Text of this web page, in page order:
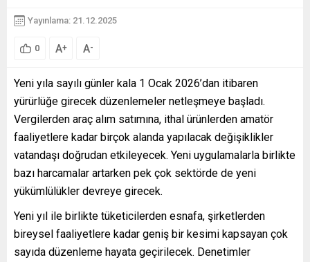
Yayınlama: 21.12.2025
0 A+ A-
Yeni yıla sayılı günler kala 1 Ocak 2026’dan itibaren
yürürlüğe girecek düzenlemeler netleşmeye başladı.
Vergilerden araç alım satımına, ithal ürünlerden amatör
faaliyetlere kadar birçok alanda yapılacak değişiklikler
vatandaşı doğrudan etkileyecek. Yeni uygulamalarla birlikte
bazı harcamalar artarken pek çok sektörde de yeni
yükümlülükler devreye girecek.
Yeni yıl ile birlikte tüketicilerden esnafa, şirketlerden
bireysel faaliyetlere kadar geniş bir kesimi kapsayan çok
sayıda düzenleme hayata geçirilecek. Denetimler